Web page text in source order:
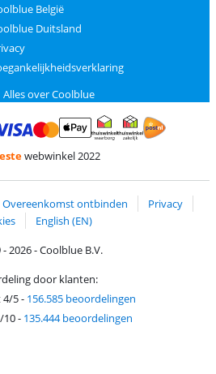
België
Duitsland
Alles over Coolblue
met MasterCard en Visa via ClickToPay
Betalen met ApplePay
Thuiswinkel waarborg
webwinkel 2022
Overeenkomst ontbinden
Privacy
English (EN)
2026 - Coolblue B.V.
door klanten:
4/5- 156.585 beoordelingen
10- 135.444 beoordelingen